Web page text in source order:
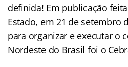
definida! Em publicação
Estado, em 21 de setembro
para organizar e executar o
Nordeste do Brasil foi o